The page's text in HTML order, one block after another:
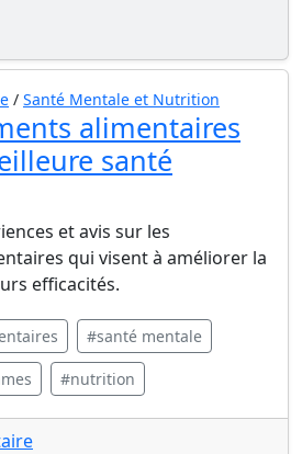
/ Santé Mentale et Nutrition
alimentaires
santé
et avis sur les
qui visent à améliorer la
efficacités.
#santé mentale
#nutrition